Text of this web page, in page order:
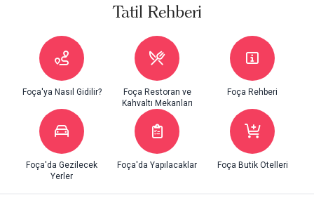
Tatil Rehberi
Foça'ya Nasıl Gidilir?
Foça Restoran ve
Kahvaltı Mekanları
Foça Rehberi
Foça'da Gezilecek
Yerler
Foça'da Yapılacaklar Foça Butik Otelleri